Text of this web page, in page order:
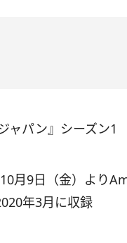
ャパン』シーズン1
月9日（金）より
年3月に収録